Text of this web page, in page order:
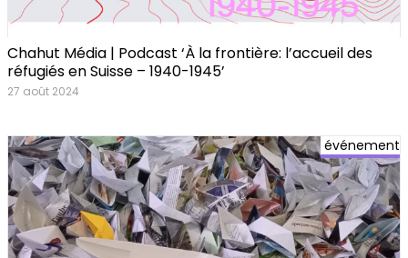
Chahut Média | Podcast ‘À la frontière: l’accueil des
réfugiés en Suisse – 1940-1945’
27 août 2024
événement